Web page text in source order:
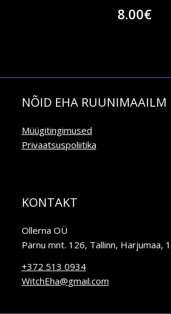
8.00€
NÕID EHA RUUNIMAAILM
Müügitingimused
Privaatsuspoliitika
KONTAKT
Ollerna OÜ
Pärnu mnt. 126, Tallinn, Harjumaa,
+372 513 0934
WitchEha@gmail.com